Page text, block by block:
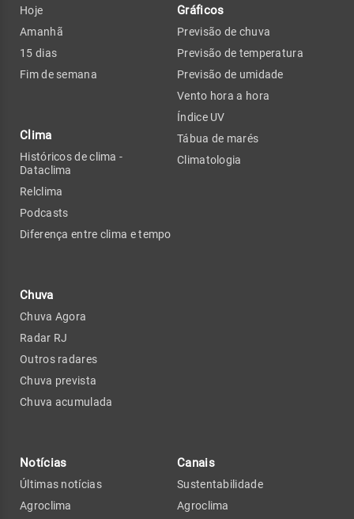
Hoje
Amanhã
15 dias
Fim de semana
Clima
Históricos de clima -
Dataclima
Relclima
Podcasts
Diferença entre clima e tempo
Chuva
Chuva Agora
Radar RJ
Outros radares
Chuva prevista
Chuva acumulada
Gráficos
Previsão de chuva
Previsão de temperatura
Previsão de umidade
Vento hora a hora
Índice UV
Tábua de marés
Climatologia
Notícias
Últimas notícias
Agroclima
Canais
Sustentabilidade
Agroclima